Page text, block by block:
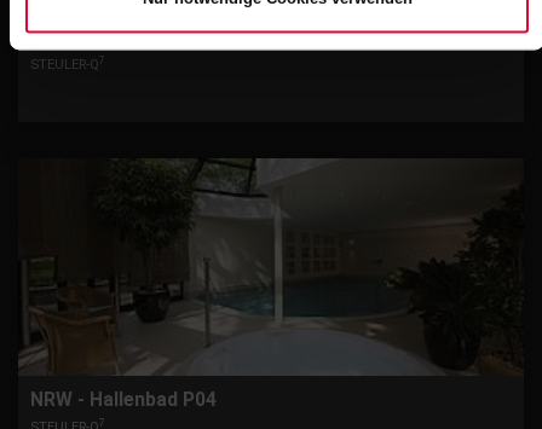
Hanau - Lindenaubad
STEULER-Q7
NRW - Hallenbad P04
7